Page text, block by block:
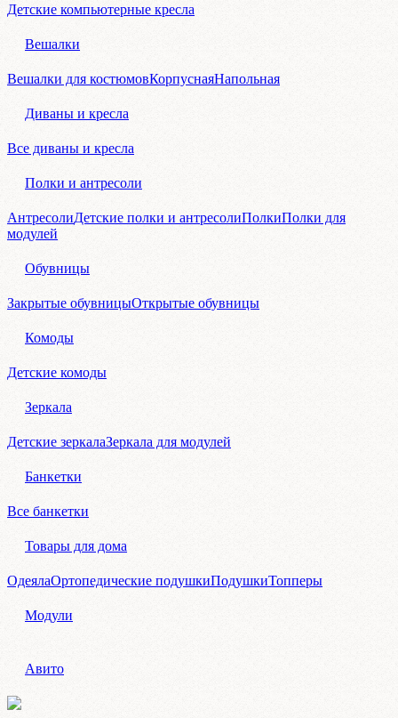
Детские компьютерные кресла
Вешалки
Вешалки для костюмовКорпуснаяНапольная
Диваны и кресла
Все диваны и кресла
Полки и антресоли
АнтресолиДетские полки и антресолиПолкиПолки для
модулей
Обувницы
Закрытые обувницыОткрытые обувницы
Комоды
Детские комоды
Зеркала
Детские зеркалаЗеркала для модулей
Банкетки
Все банкетки
Товары для дома
ОдеялаОртопедические подушкиПодушкиТопперы
Модули
Авито